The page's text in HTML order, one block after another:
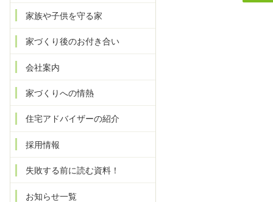
家族や子供を守る家
家づくり後のお付き合い
会社案内
家づくりへの情熱
住宅アドバイザーの紹介
採用情報
失敗する前に読む資料！
お知らせ一覧